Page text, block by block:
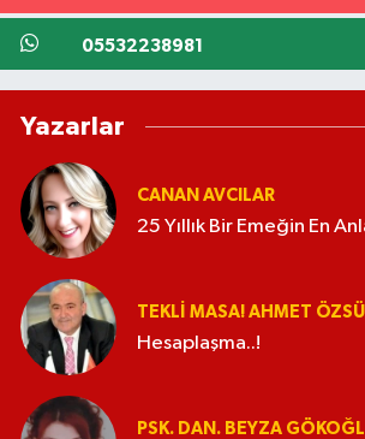
05532238981
Yazarlar
CANAN AVCILAR
25 Yıllık Bir Emeğin En
TEKLI MASA! AHMET
Hesaplaşma..!
PSK. DAN. BEYZA